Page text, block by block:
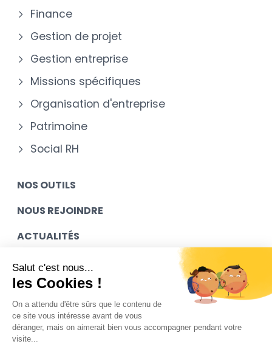
Finance
Gestion de projet
Gestion entreprise
Missions spécifiques
Organisation d'entreprise
Patrimoine
Social RH
NOS OUTILS
NOUS REJOINDRE
ACTUALITÉS
MES ACCÈS
CONTACT
Mentions légales
Salut c'est nous...
les Cookies !
On a attendu d'être sûrs que le contenu de
ce site vous intéresse avant de vous
déranger, mais on aimerait bien vous accompagner pendant votre
visite...